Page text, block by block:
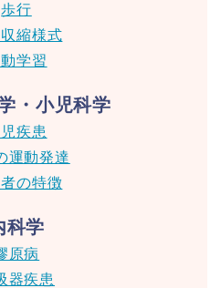
歩行
縮様式
学習
・小児科学
疾患
運動発達
の特徴
科学
原病
器疾患